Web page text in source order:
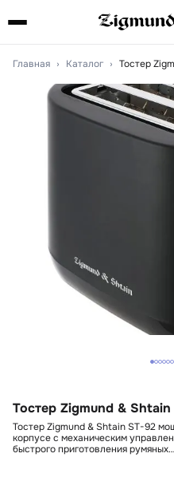
Главная › Каталог › Тостер
Тостер Zigmund &
Тостер Zigmund & Shtain ST-92
корпусе с механическим
быстрого приготовления румяных…